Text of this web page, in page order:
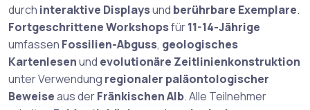
durch interaktive Displaysund berührbare Exemplare.
Fortgeschrittene Workshopsfür11-14-Jährige
umfassen Fossilien-Abguss, geologisches
Kartenlesenund evolutionäre Zeitlinienkonstruktion
unter Verwendung regionaler paläontologischer
Beweiseaus derFränkischen Alb. Alle Teilnehmer